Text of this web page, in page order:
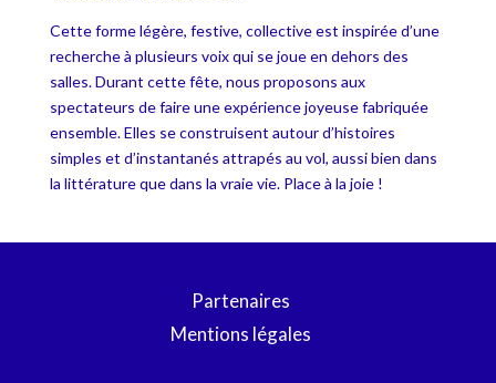
Cette forme légère, festive, collective est inspirée d’une
recherche à plusieurs voix qui se joue en dehors des
salles. Durant cette fête, nous proposons aux
spectateurs de faire une expérience joyeuse fabriquée
ensemble. Elles se construisent autour d’histoires
simples et d’instantanés attrapés au vol, aussi bien dans
la littérature que dans la vraie vie. Place à la joie !
Partenaires
Mentions légales